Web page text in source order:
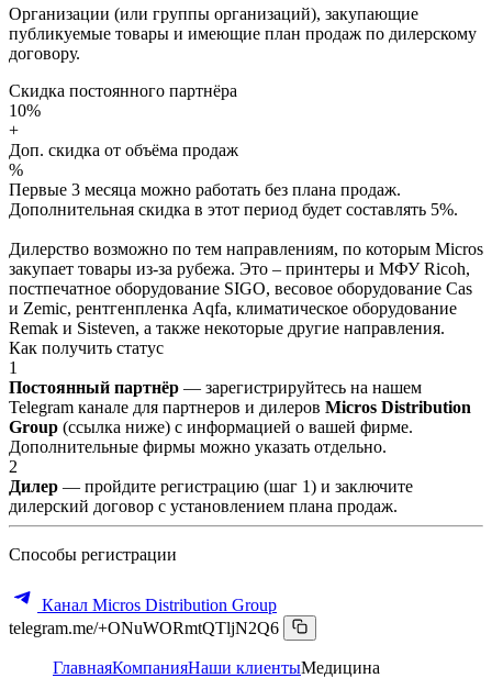
Организации (или группы организаций), закупающие
публикуемые товары и имеющие план продаж по дилерскому
договору.
Скидка постоянного партнёра
10%
+
Доп. скидка от объёма продаж
%
Первые 3 месяца можно работать без плана продаж.
Дополнительная скидка в этот период будет составлять 5%.
Дилерство возможно по тем направлениям, по которым Micros
закупает товары из-за рубежа. Это – принтеры и МФУ Ricoh,
постпечатное оборудование SIGO, весовое оборудование Cas
и Zemic, рентгенпленка Aqfa, климатическое оборудование
Remak и Sisteven, а также некоторые другие направления.
Как получить статус
1
Постоянный партнёр — зарегистрируйтесь на нашем
Telegram канале для партнеров и дилеров Micros Distribution
Group (ссылка ниже) с информацией о вашей фирме.
Дополнительные фирмы можно указать отдельно.
2
Дилер — пройдите регистрацию (шаг 1) и заключите
дилерский договор с установлением плана продаж.
Способы регистрации
Канал Micros Distribution Group
telegram.me/+ONuWORmtQTljN2Q6
ГлавнаяКомпанияНаши клиентыМедицина